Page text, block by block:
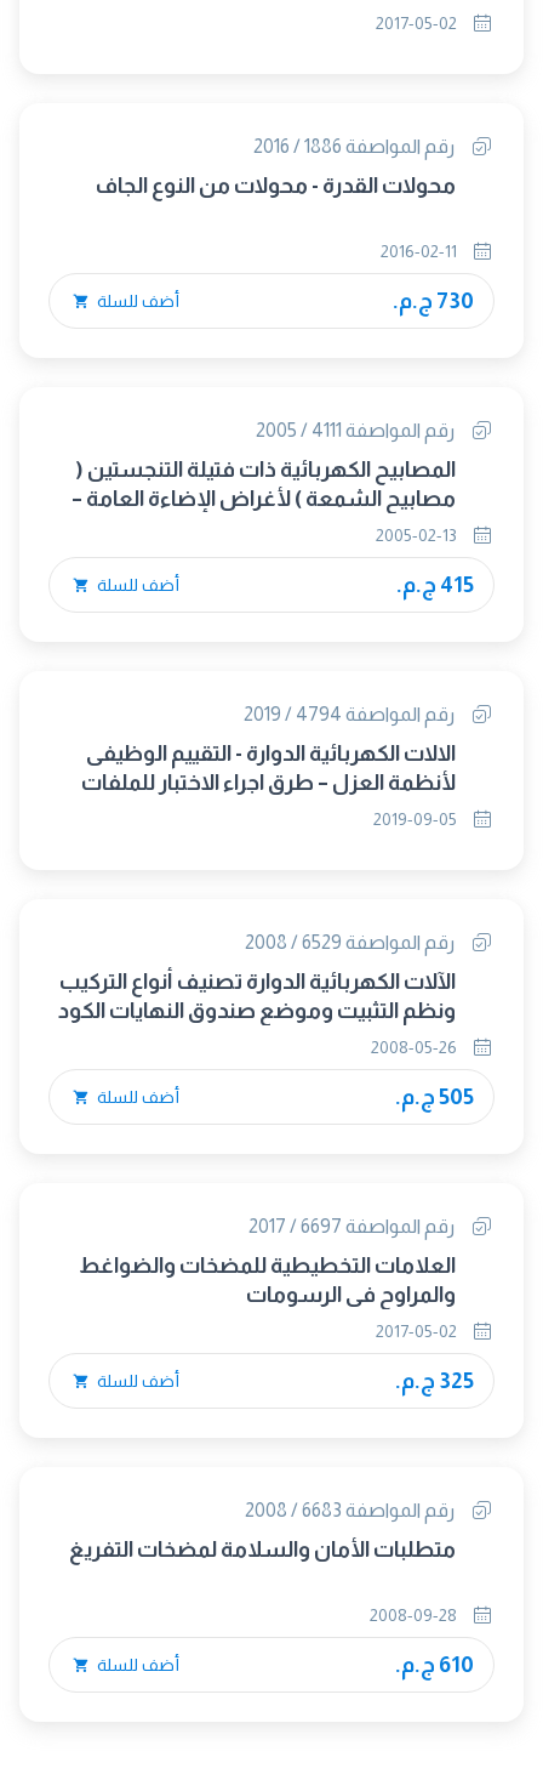
(متبناه)
رقم المواصفة 1886 / 2016
محولات القدرة - محولات من النوع الجاف
730 ج.م. أضف للسلة
رقم المواصفة 4111 / 2005
المصابيح الكهربائية ذات فتيلة التنجستين (
مصابيح الشمعة ) لأغراض الإضاءة العامة –
المتطلبات العامة
415 ج.م. أضف للسلة
رقم المواصفة 4794 / 2019
الالات الكهربائية الدوارة - التقييم الوظيفى
لأنظمة العزل – طرق اجراء الاختبار للملفات
ذات السلك الملفوف التقييم الحرارى
رقم المواصفة 6529 / 2008
الآلات الكهربائية الدوارة تصنيف أنواع التركيب
ونظم التثبيت وموضع صندوق النهايات الكود
(IM)
505 ج.م. أضف للسلة
رقم المواصفة 6697 / 2017
العلامات التخطيطية للمضخات والضواغط
والمراوح فى الرسومات
325 ج.م. أضف للسلة
رقم المواصفة 6683 / 2008
متطلبات الأمان والسلامة لمضخات التفريغ
610 ج.م. أضف للسلة